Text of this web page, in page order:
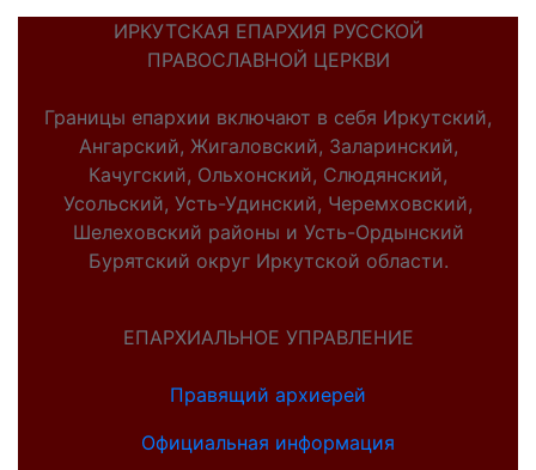
ИРКУТСКАЯ ЕПАРХИЯ РУССКОЙ
ПРАВОСЛАВНОЙ ЦЕРКВИ
Границы епархии включают в себя Иркутский,
Ангарский, Жигаловский, Заларинский,
Качугский, Ольхонский, Слюдянский,
Усольский, Усть-Удинский, Черемховский,
Шелеховский районы и Усть-Ордынский
Бурятский округ Иркутской области.
ЕПАРХИАЛЬНОЕ УПРАВЛЕНИЕ
Правящий архиерей
Официальная информация